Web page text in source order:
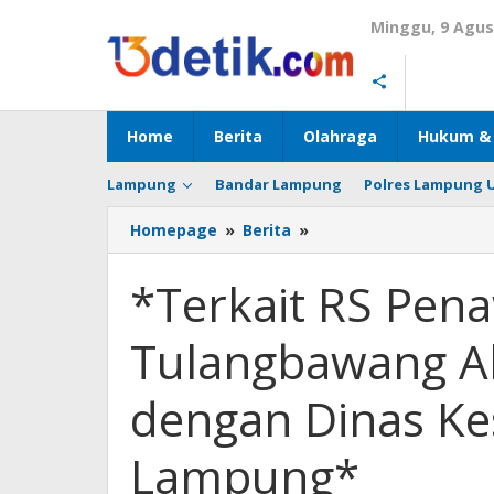
Minggu, 9
Home Berita Olahraga Hukum
Lampung Bandar Lampung Polres Lampung
Homepage » Berita »
RS
Medika,
PPWI
Akan
dengan
Dinas
Kesehatan
Provinsi
*Terkait RS
Tulangbawang
dengan Dinas
Lampung*